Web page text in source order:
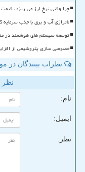
چرا وقتی نرخ ارز می ریزد،
ناترازی آب و برق با جذب
توسعه سیستم های هوشمند در منطقه 8 عملیات انتقال گاز
خصوصی سازی پتروشیمی از
نظرات بینندگان در
نظر
نام:
ایمیل:
نظر: